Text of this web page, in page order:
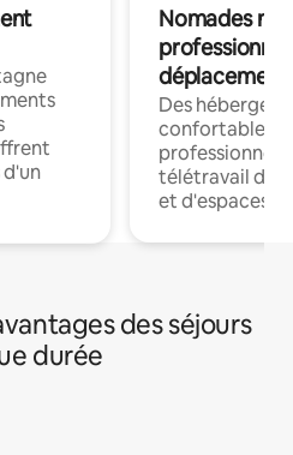
Nomades
déplacement
Des
confortables
professionnels
télétravail
et d'espaces
des séjours
durée